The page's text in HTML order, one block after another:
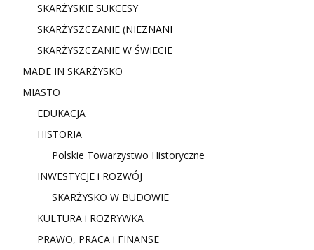
SKARŻYSKIE SUKCESY
SKARŻYSZCZANIE (NIEZNANI
SKARŻYSZCZANIE W ŚWIECIE
MADE IN SKARŻYSKO
MIASTO
EDUKACJA
HISTORIA
Polskie Towarzystwo Historyczne
INWESTYCJE i ROZWÓJ
SKARŻYSKO W BUDOWIE
KULTURA i ROZRYWKA
PRAWO, PRACA i FINANSE